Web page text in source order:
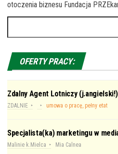
otoczenia biznesu Fundacja
OFERTY PRACY:
Zdalny Agent Lotniczy
ZDALNIE umowa o pracę, pełny etat
Specjalista(ka) marketingu w
Malinie k.Mielca Mia Calnea